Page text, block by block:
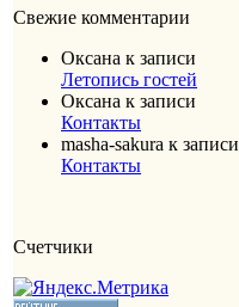
Свежие комментарии
Оксана к записи
Летопись гостей
Оксана к записи
Контакты
masha-sakura к записи
Контакты
Счетчики